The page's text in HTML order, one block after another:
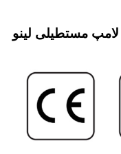
لامپ مستطیلی لینو